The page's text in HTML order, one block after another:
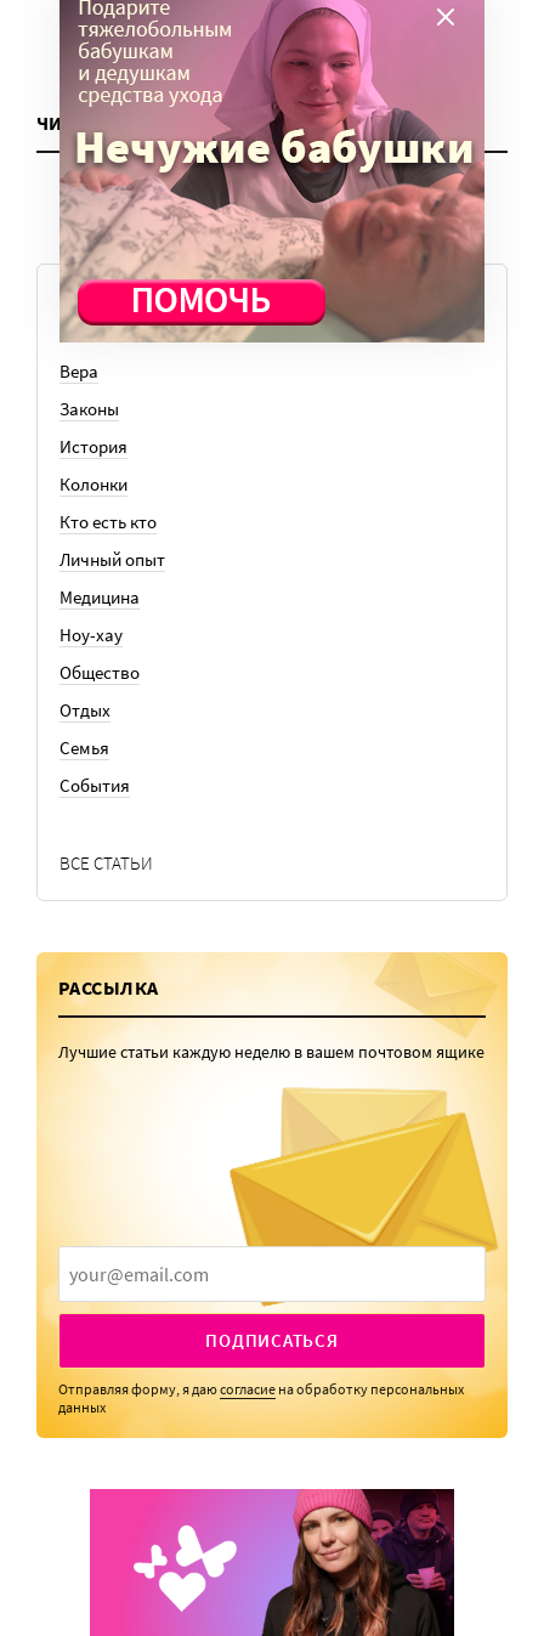
ЧИТАТЬ ЕЩЕ
ТЕМЫ
Вера
Законы
История
Колонки
Кто есть кто
Личный опыт
Медицина
Ноу-хау
Общество
Отдых
Семья
События
ВСЕ СТАТЬИ
РАССЫЛКА
Лучшие статьи каждую неделю в вашем почтовом ящике
ПОДПИСАТЬСЯ
Отправляя форму, я даюсогласие на обработку персональных
данных